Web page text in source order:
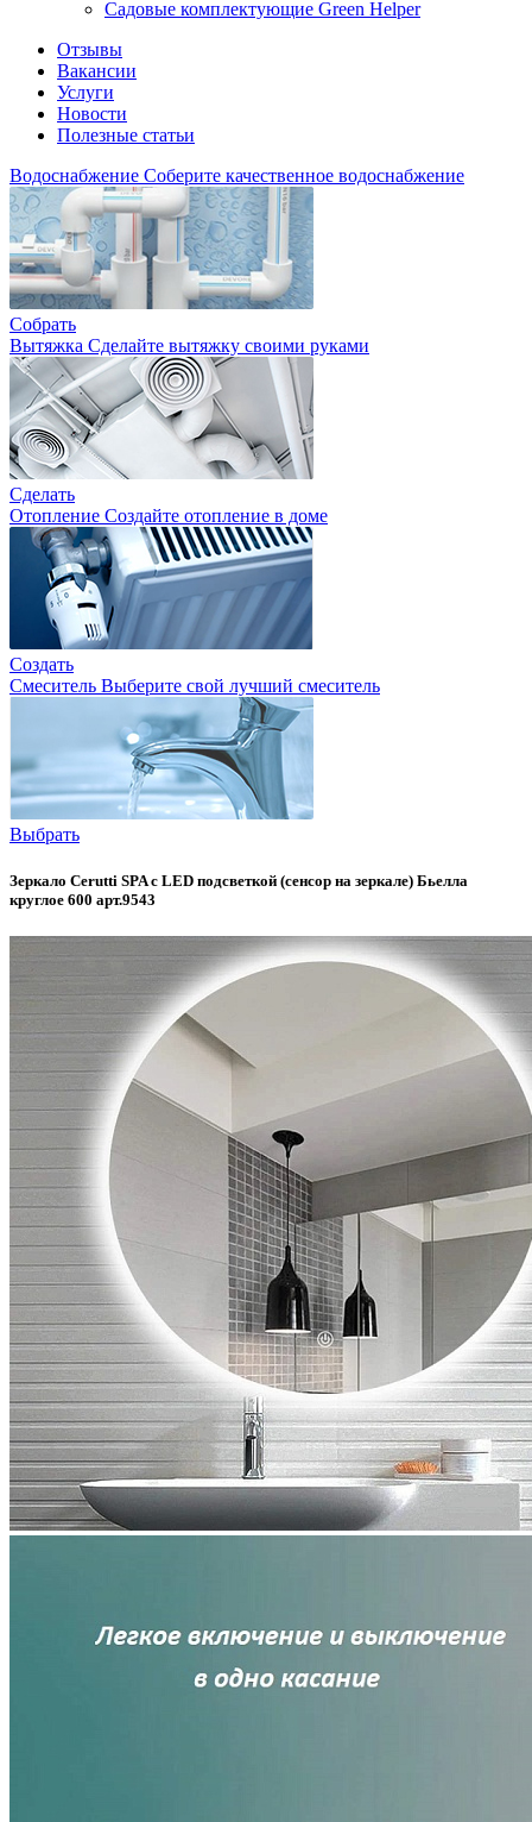
Садовые комплектующие Green Helper
Отзывы
Вакансии
Услуги
Новости
Полезные статьи
Водоснабжение Соберите качественное водоснабжение
Собрать
Вытяжка Сделайте вытяжку своими руками
Сделать
Отопление Создайте отопление в доме
Создать
Смеситель Выберите свой лучший смеситель
Выбрать
Зеркало Cerutti SPA с LED подсветкой (сенсор на зеркале) Бьелла
круглое 600 арт.9543